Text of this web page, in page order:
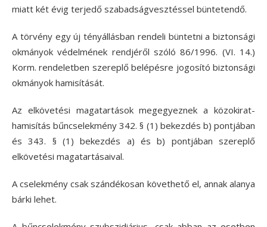
miatt két évig terjedő szabadságvesztéssel büntetendő.
A törvény egy új tényállásban rendeli büntetni a biztonsági
okmányok védelmének rendjéről szóló 86/1996. (VI. 14.)
Korm. rendeletben szereplő belépésre jogosító biztonsági
okmányok hamisítását.
Az elkövetési magatartások megegyeznek a közokirat-
hamisítás bűncselekmény 342. § (1) bekezdés b) pontjában
és 343. § (1) bekezdés a) és b) pontjában szereplő
elkövetési magatartásaival.
A cselekmény csak szándékosan követhető el, annak alanya
bárki lehet.